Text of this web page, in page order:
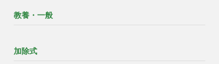
教養・一般
加除式